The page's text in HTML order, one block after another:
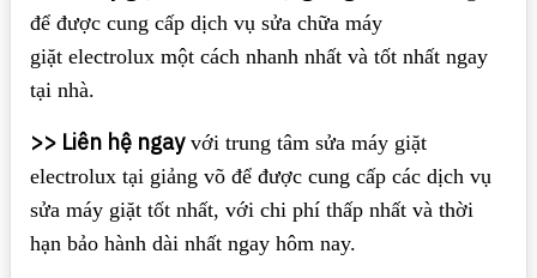
để được cung cấp dịch vụ sửa chữa máy
giặt electrolux một cách nhanh nhất và tốt nhất ngay
tại nhà.
>> Liên hệ ngayvới trung tâm sửa máy giặt
electrolux tại giảng võ để được cung cấp các dịch vụ
sửa máy giặt tốt nhất, với chi phí thấp nhất và thời
hạn bảo hành dài nhất ngay hôm nay.